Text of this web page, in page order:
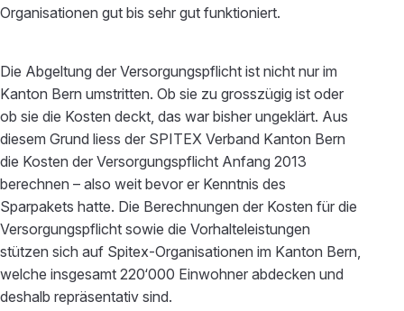
Organisationen gut bis sehr gut funktioniert.
Die Abgeltung der Versorgungspflicht ist nicht nur im
Kanton Bern umstritten. Ob sie zu grosszügig ist oder
ob sie die Kosten deckt, das war bisher ungeklärt. Aus
diesem Grund liess der SPITEX Verband Kanton Bern
die Kosten der Versorgungspflicht Anfang 2013
berechnen – also weit bevor er Kenntnis des
Sparpakets hatte. Die Berechnungen der Kosten für die
Versorgungspflicht sowie die Vorhalteleistungen
stützen sich auf Spitex-Organisationen im Kanton Bern,
welche insgesamt 220‘000 Einwohner abdecken und
deshalb repräsentativ sind.